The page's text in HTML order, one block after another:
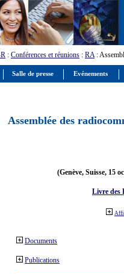
: Conférences et réunions : RA:
Assemblée des
(Genève, Suisse, 15
Livre des
Documents
Publications
Salle de presse Evénements